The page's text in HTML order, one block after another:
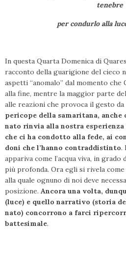
tenebre
per condurlo alla
In questa Quarta Domenica di
racconto della guarigione del cieco
aspetti “anomalo” dal momento che
alla fine, mentre la maggior parte
alle reazioni che provoca il gesto
pericope della samaritana, anche
nato rinvia alla nostra
che ci ha condotto alla fede, ai
doni che l’hanno contraddistinto.
appariva come l’acqua viva, in
più profonda. Ora egli si rivela
alla quale ognuno di noi deve
posizione. Ancora una volta,
(luce) e quello narrativo (storia
nato) concorrono a farci
battesimale.